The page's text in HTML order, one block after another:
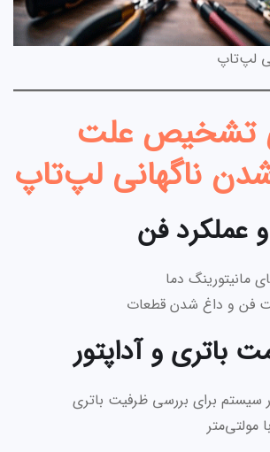
لپ‌تاپ
تشخیص علت
ناگهانی لپ‌تاپ
عملکرد فن
مانیتورینگ دما
فن و داغ شدن قطعات
باتری و آداپتور
سیستم برای بررسی ظرفیت باتری
مولتی‌متر